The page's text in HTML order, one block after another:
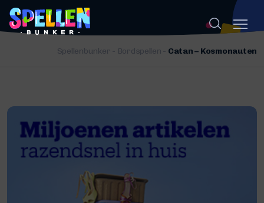
Spellenbunker - Bordspellen - Catan – Kosmonauten